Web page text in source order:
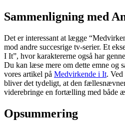
Sammenligning med
Det er interessant at lægge
mod andre succesrige tv-serier. Et
I It”, hvor karaktererne også har
Du kan læse mere om dette emne og
vores artikel på Medvirkende i It. Ved
bliver det tydeligt, at den
viderebringe en fortælling med både
Opsummering